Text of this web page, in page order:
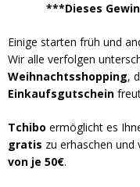
***Dieses
Einige starten früh und
Wir alle verfolgen
Weihnachtsshopping,
Einkaufsgutschein
Tchibo ermöglicht es
gratis zu erhaschen und
von je 50€.